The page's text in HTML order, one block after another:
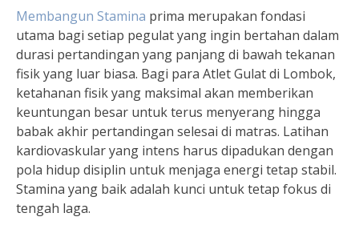
Membangun Stamina prima merupakan fondasi
utama bagi setiap pegulat yang ingin bertahan dalam
durasi pertandingan yang panjang di bawah tekanan
fisik yang luar biasa. Bagi para Atlet Gulat di Lombok,
ketahanan fisik yang maksimal akan memberikan
keuntungan besar untuk terus menyerang hingga
babak akhir pertandingan selesai di matras. Latihan
kardiovaskular yang intens harus dipadukan dengan
pola hidup disiplin untuk menjaga energi tetap stabil.
Stamina yang baik adalah kunci untuk tetap fokus di
tengah laga.